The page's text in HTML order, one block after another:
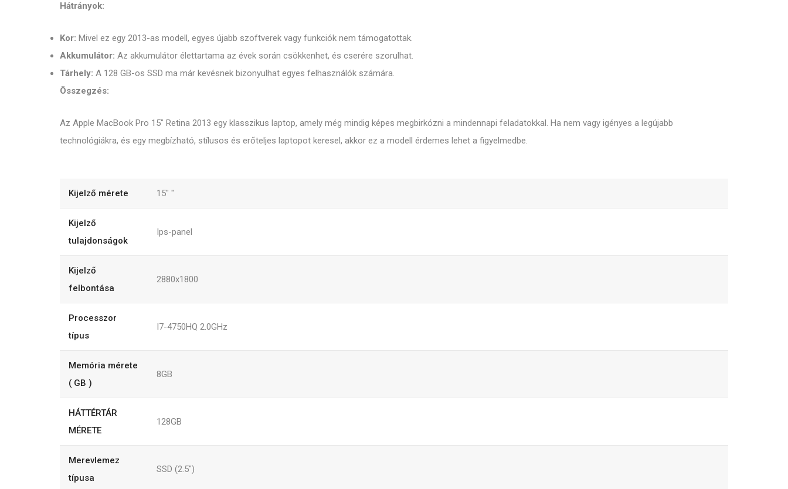
Hátrányok:
Kor: Mivel ez egy 2013-as modell, egyes újabb szoftverek vagy funkciók nem támogatottak.
Akkumulátor: Az akkumulátor élettartama az évek során csökkenhet, és cserére szorulhat.
Tárhely: A 128 GB-os SSD ma már kevésnek bizonyulhat egyes felhasználók számára.
Összegzés:
Az Apple MacBook Pro 15" Retina 2013 egy klasszikus laptop, amely még mindig képes megbirkózni a mindennapi feladatokkal. Ha nem vagy igényes a legújabb
technológiákra, és egy megbízható, stílusos és erőteljes laptopot keresel, akkor ez a modell érdemes lehet a figyelmedbe.
Kijelző mérete 15" "
Kijelző
tulajdonságok
Ips-panel
Kijelző
felbontása
2880x1800
Processzor
típus
I7-4750HQ 2.0GHz
Memória mérete
( GB )
8GB
HÁTTÉRTÁR
MÉRETE
128GB
Merevlemez
típusa
SSD (2.5")